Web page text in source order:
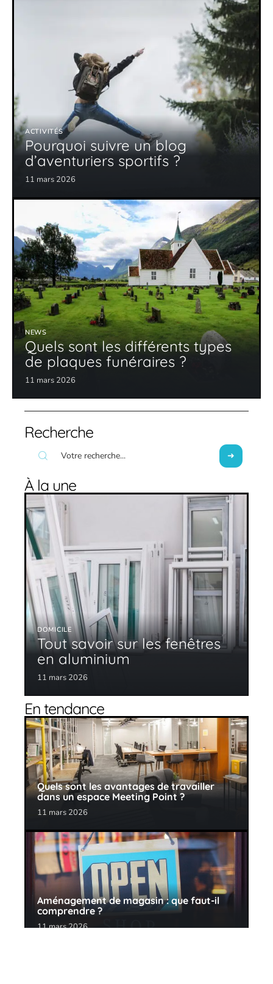
ACTIVITÉS
Pourquoi suivre un blog
d’aventuriers sportifs ?
11 mars 2026
NEWS
Quels sont les différents types
de plaques funéraires ?
11 mars 2026
Recherche
À la une
DOMICILE
Tout savoir sur les fenêtres
en aluminium
11 mars 2026
En tendance
Quels sont les avantages de travailler
dans un espace Meeting Point ?
11 mars 2026
Aménagement de magasin : que faut-il
comprendre ?
11 mars 2026